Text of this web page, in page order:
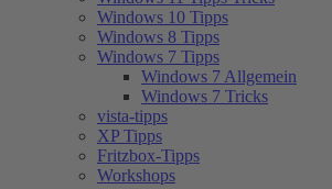
Windows 10 Tipps
Windows 8 Tipps
Windows 7 Tipps
Windows 7 Allgemein
Windows 7 Tricks
vista-tipps
XP Tipps
Fritzbox-Tipps
Workshops